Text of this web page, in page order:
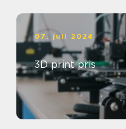
07. juli 2024
3D print pris